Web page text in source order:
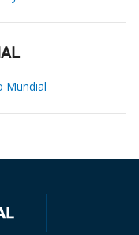
Mundial